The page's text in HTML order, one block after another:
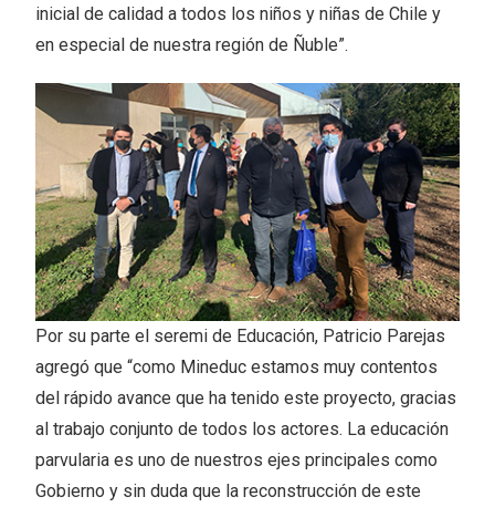
inicial de calidad a todos los niños y niñas de Chile y
en especial de nuestra región de Ñuble”.
Por su parte el seremi de Educación, Patricio Parejas
agregó que “como Mineduc estamos muy contentos
del rápido avance que ha tenido este proyecto, gracias
al trabajo conjunto de todos los actores. La educación
parvularia es uno de nuestros ejes principales como
Gobierno y sin duda que la reconstrucción de este